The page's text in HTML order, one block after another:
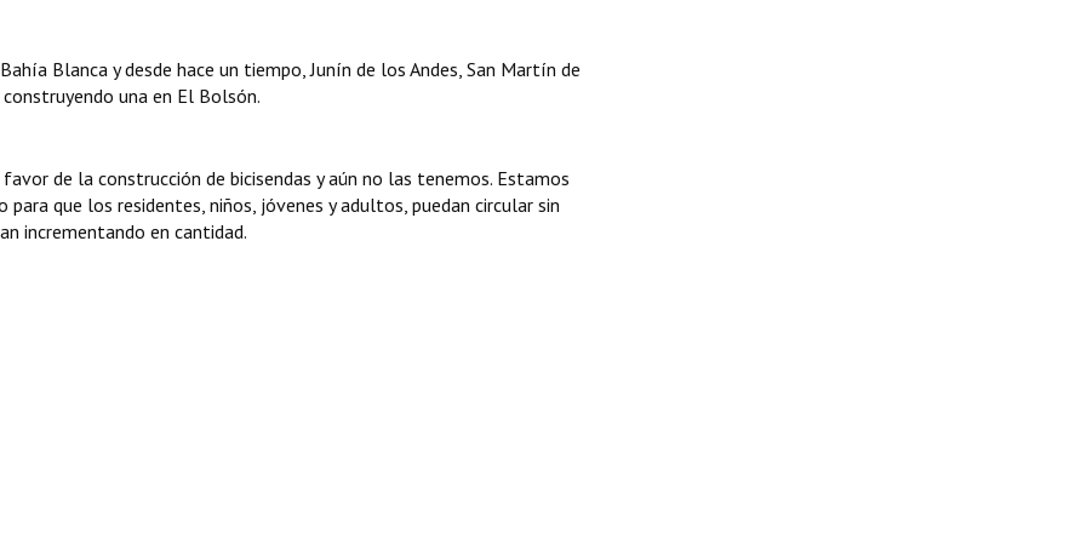
Blanca y desde hace un tiempo, Junín de los Andes, San Martín de
una en El Bolsón.
de la construcción de bicisendas y aún no las tenemos. Estamos
que los residentes, niños, jóvenes y adultos, puedan circular sin
incrementando en cantidad.